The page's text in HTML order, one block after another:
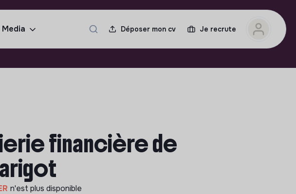
Media Déposer mon cv Je recrute
financière de
n'est plus disponible